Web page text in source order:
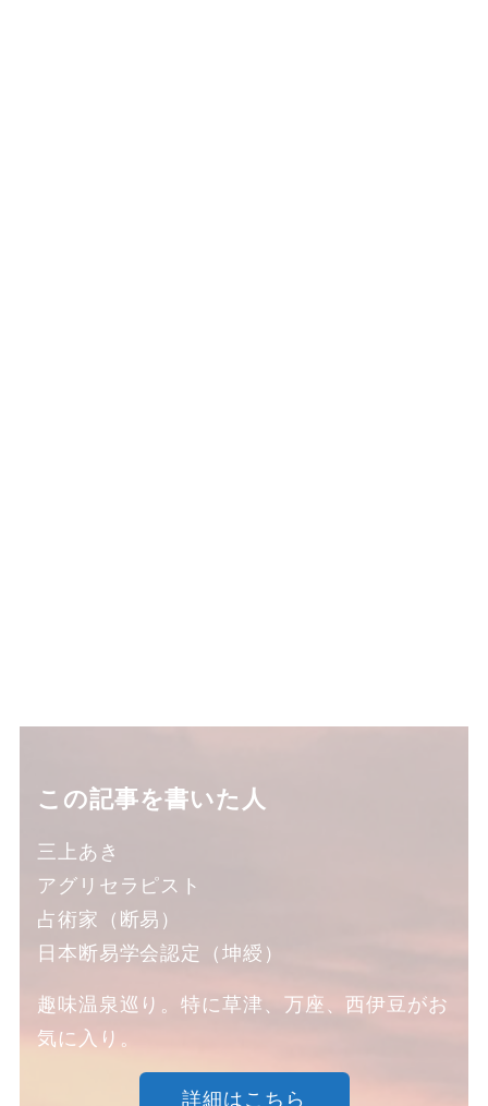
この記事を書いた人
三上あき
アグリセラピスト
占術家（断易）
日本断易学会認定（坤綬）
趣味温泉巡り。特に草津、万座、西伊豆がお
気に入り。
詳細はこちら